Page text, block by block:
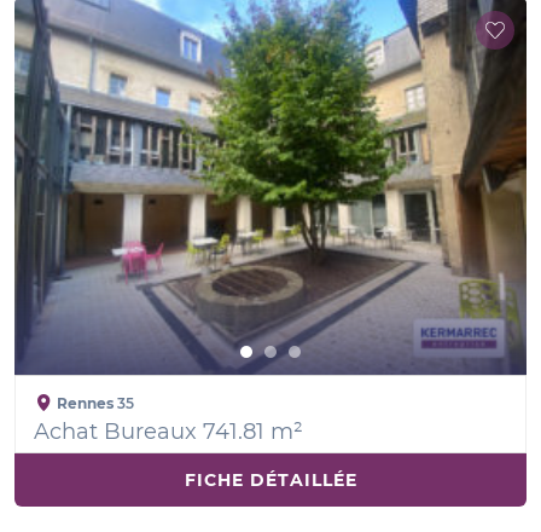
Rennes 35
Achat Bureaux 741.81 m²
FICHE DÉTAILLÉE